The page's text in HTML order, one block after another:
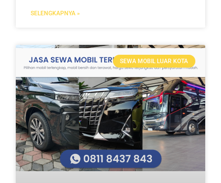
SELENGKAPNYA »
SEWA MOBIL LUAR KOTA